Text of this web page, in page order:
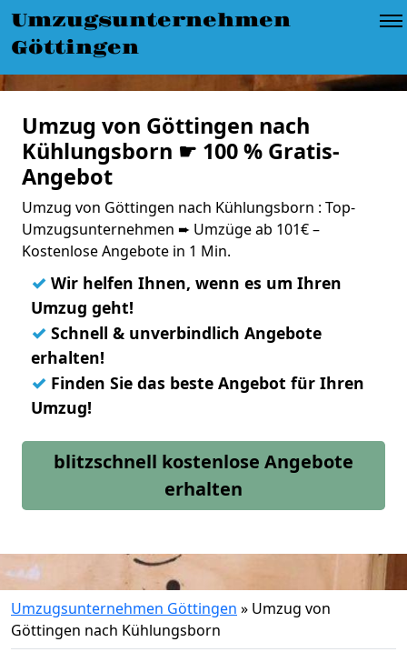
Umzugsunternehmen
Göttingen
Umzug von Göttingen nach
Kühlungsborn ☛ 100 % Gratis-
Angebot
Umzug von Göttingen nach Kühlungsborn : Top-
Umzugsunternehmen ➨ Umzüge ab 101€ –
Kostenlose Angebote in 1 Min.
✓ Wir helfen Ihnen, wenn es um Ihren
Umzug geht!
✓ Schnell & unverbindlich Angebote
erhalten!
✓ Finden Sie das beste Angebot für Ihren
Umzug!
blitzschnell kostenlose Angebote
erhalten
Umzugsunternehmen Göttingen » Umzug von
Göttingen nach Kühlungsborn